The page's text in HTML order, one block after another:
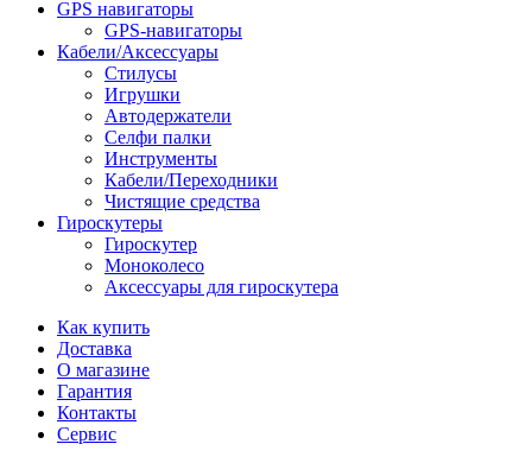
GPS навигаторы
GPS-навигаторы
Кабели/Аксессуары
Стилусы
Игрушки
Автодержатели
Селфи палки
Инструменты
Кабели/Переходники
Чистящие средства
Гироскутеры
Гироскутер
Моноколесо
Аксессуары для гироскутера
Как купить
Доставка
О магазине
Гарантия
Контакты
Сервис